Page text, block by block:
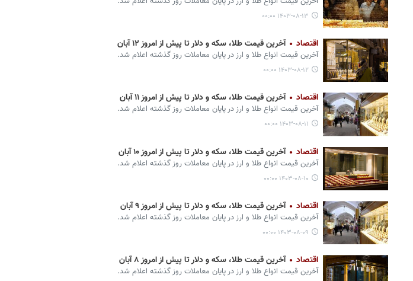
۱۴۰۳-۰۸-۱۳ ۰۰:۰۰
اقتصاد آخرین قیمت طلا، سکه و دلار تا پیش از امروز ۱۲ آبان
آخرین قیمت انواع طلا و ارز در پایان معاملات روز گذشته اعلام شد.
۱۴۰۳-۰۸-۱۲ ۰۰:۰۰
اقتصاد آخرین قیمت طلا، سکه و دلار تا پیش از امروز ۱۱ آبان
آخرین قیمت انواع طلا و ارز در پایان معاملات روز گذشته اعلام شد.
۱۴۰۳-۰۸-۱۱ ۰۰:۰۰
اقتصاد آخرین قیمت طلا، سکه و دلار تا پیش از امروز ۱۰ آبان
آخرین قیمت انواع طلا و ارز در پایان معاملات روز گذشته اعلام شد.
۱۴۰۳-۰۸-۱۰ ۰۰:۰۰
اقتصاد آخرین قیمت طلا، سکه و دلار تا پیش از امروز ۹ آبان
آخرین قیمت انواع طلا و ارز در پایان معاملات روز گذشته اعلام شد.
۱۴۰۳-۰۸-۰۹ ۰۰:۰۰
اقتصاد آخرین قیمت طلا، سکه و دلار تا پیش از امروز ۸ آبان
آخرین قیمت انواع طلا و ارز در پایان معاملات روز گذشته اعلام شد.